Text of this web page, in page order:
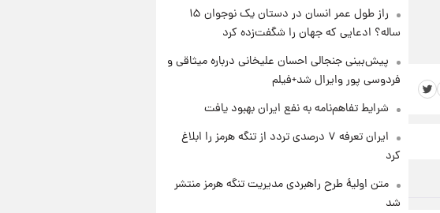
چهارشنبه ۱۴ مرداد + جدول
۱ روز پیش
تولید سایپا؛ نام خودرو، مبلغ پیش
پرداخت و زمان تحویل | سود
مشارکت چند درصد است؟
راز طول عمر انسان در دستان یک نوجوان ۱۵
ساله؟ ادعایی که جهان را شگفت‌زده کرد
پیش‌بینی جنجالی احسان علیخانی درباره میثاقی و
فردوسی پور وایرال شد+فیلم
شرایط تفاهم‌نامه به نفع ایران بهبود یافت
ایران تعرفه ۷ درصدی تردد از تنگه هرمز را ابلاغ
کرد
متن اولیۀ طرح راهبردی مدیریت تنگه هرمز منتشر
شد